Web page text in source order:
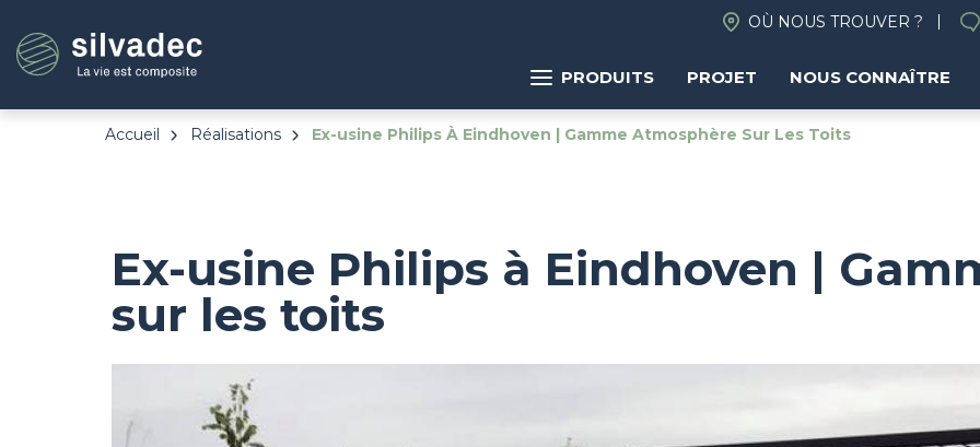
au
contenu
principal
OÙ NOUS TROUVER ?
PRODUITS PROJET NOUS CONNAÎTRE
Accueil Réalisations Ex-usine Philips À Eindhoven | Gamme Atmosphère Sur Les Toits
Ex-usine Philips à Eindhoven |
sur les toits